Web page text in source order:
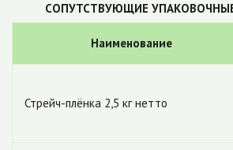
СОПУТСТВУЮЩИЕ
Наименование
Стрейч-плёнка 2,5 кг нетто